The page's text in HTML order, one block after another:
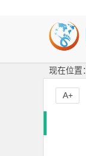
现在位置
A+